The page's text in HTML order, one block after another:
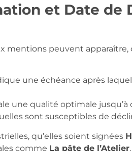
et Date de
mentions peuvent apparaître,
une échéance après
une qualité optimale jusqu’à
sont susceptibles de
qu’elles soient signées
comme La pâte de l’Atelier